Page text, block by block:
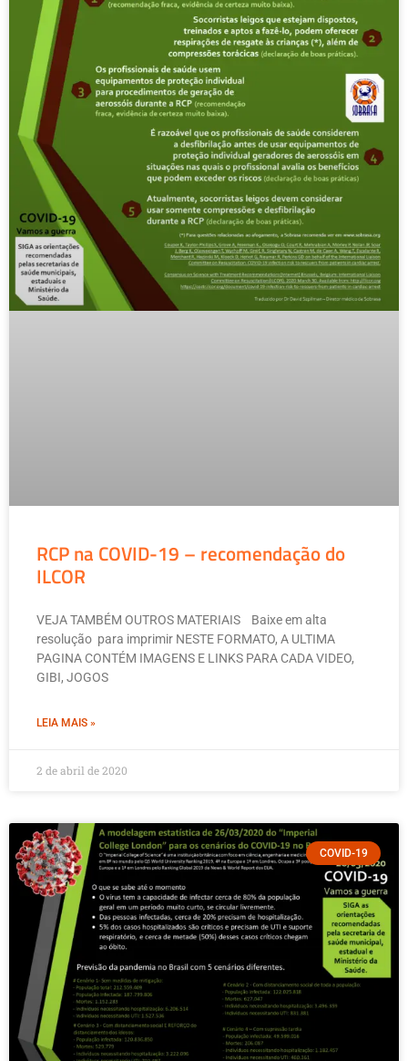
RCP na COVID-19 – recomendação do
ILCOR
VEJA TAMBÉM OUTROS MATERIAIS Baixe em alta
resolução para imprimir NESTE FORMATO, A ULTIMA
PAGINA CONTÉM IMAGENS E LINKS PARA CADA VIDEO,
GIBI, JOGOS
LEIA MAIS »
2 de abril de 2020
COVID-19